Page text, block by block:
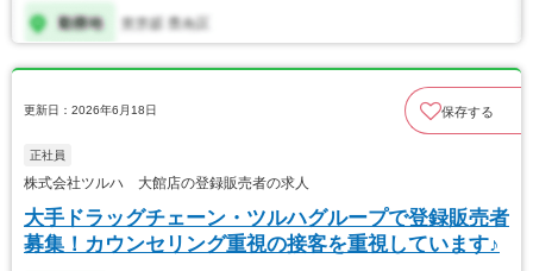
更新日：2026年6月18日 保存する
正社員
株式会社ツルハ 大館店の登録販売者の求人
大手ドラッグチェーン・ツルハグループで登録販売者
募集！カウンセリング重視の接客を重視しています♪